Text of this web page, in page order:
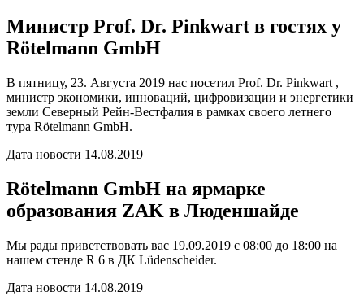
Министр Prof. Dr. Pinkwart в гостях у
Rötelmann GmbH
В пятницу, 23. Августа 2019 нас посетил Prof. Dr. Pinkwart ,
министр экономики, инноваций, цифровизации и энергетики
земли Северный Рейн-Вестфалия в рамках своего летнего
тура Rötelmann GmbH.
Дата новости 14.08.2019
Rötelmann GmbH на ярмарке
образования ZAK в Люденшайде
Мы рады приветствовать вас 19.09.2019 с 08:00 до 18:00 на
нашем стенде R 6 в ДК Lüdenscheider.
Дата новости 14.08.2019